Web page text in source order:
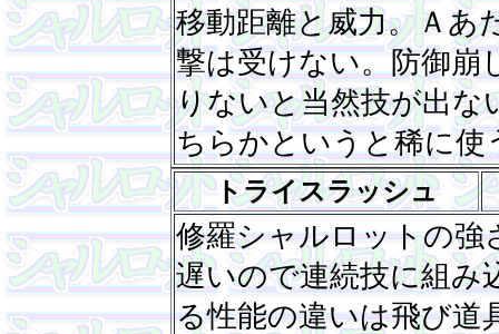
移動距離と威力。Ａあ
撃は受けない。防御崩
りないと当然技が出な
ちらかというと稀に使
トライスラッシュ
修羅シャルロットの強
遅いので連続技に組み
る性能の違いは飛び道